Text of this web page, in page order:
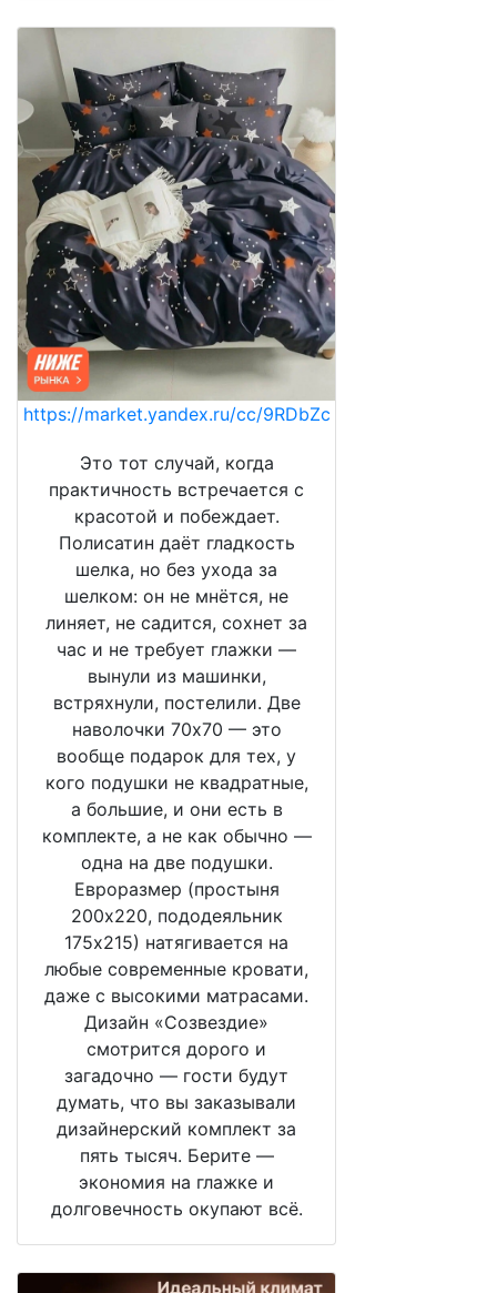
https://market.yandex.ru/cc/9RDbZc
Это тот случай, когда
практичность встречается с
красотой и побеждает.
Полисатин даёт гладкость
шелка, но без ухода за
шелком: он не мнётся, не
линяет, не садится, сохнет за
час и не требует глажки —
вынули из машинки,
встряхнули, постелили. Две
наволочки 70х70 — это
вообще подарок для тех, у
кого подушки не квадратные,
а большие, и они есть в
комплекте, а не как обычно —
одна на две подушки.
Евроразмер (простыня
200х220, пододеяльник
175х215) натягивается на
любые современные кровати,
даже с высокими матрасами.
Дизайн «Созвездие»
смотрится дорого и
загадочно — гости будут
думать, что вы заказывали
дизайнерский комплект за
пять тысяч. Берите —
экономия на глажке и
долговечность окупают всё.